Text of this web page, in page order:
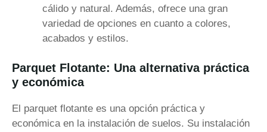
cálido y natural. Además, ofrece una gran
variedad de opciones en cuanto a colores,
acabados y estilos.
Parquet Flotante: Una alternativa práctica
y económica
El parquet flotante es una opción práctica y
económica en la instalación de suelos. Su instalación